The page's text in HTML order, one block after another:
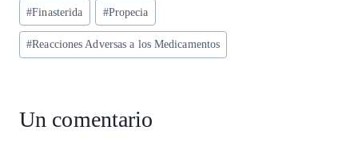
A
p
ra
m
o
o
dI
n
l
Etiquetas
de
la
#Finasterida #Propecia
#Reacciones Adversas a los Medicamentos
Un comentario